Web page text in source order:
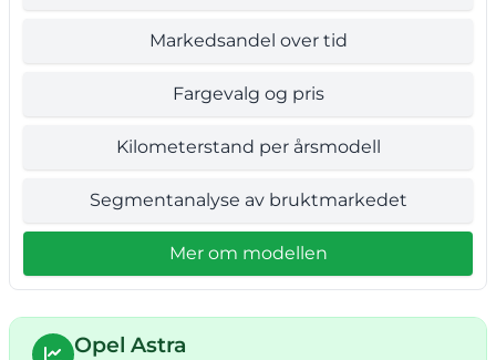
Markedsandel over tid
Fargevalg og pris
Kilometerstand per årsmodell
Segmentanalyse av bruktmarkedet
Mer om modellen
Opel Astra